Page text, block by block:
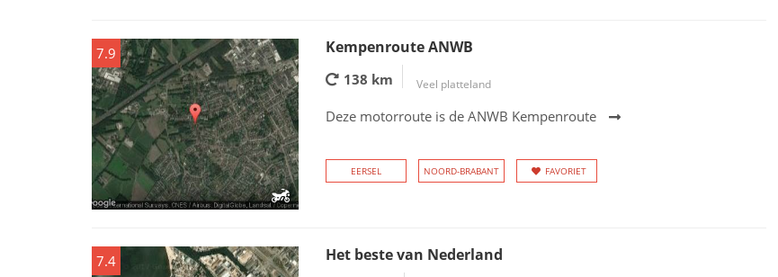
7.9 Kempenroute ANWB
138 km Veel platteland
Deze motorroute is de ANWB Kempenroute
EERSEL NOORD-BRABANT FAVORIET
7.4 Het beste van Nederland